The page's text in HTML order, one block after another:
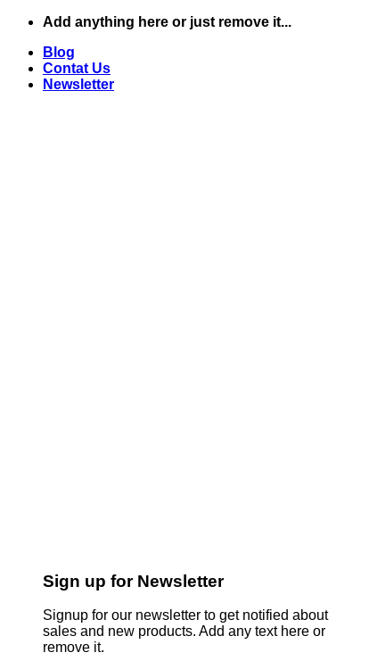
ข้าม
เนื้อหา
Add anything here or just remove it...
Blog
Contat Us
Newsletter
Sign up for Newsletter
Signup for our newsletter to get notified about
sales and new products. Add any text here or
remove it.